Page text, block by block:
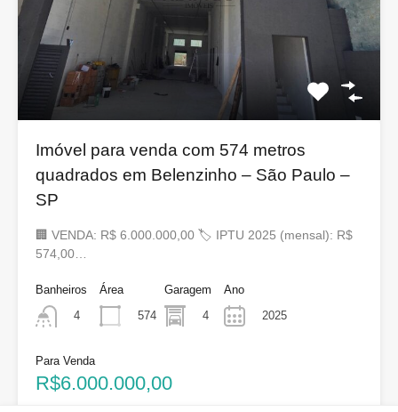
Imóvel para venda com 574 metros
quadrados em Belenzinho – São Paulo –
SP
🏢 VENDA: R$ 6.000.000,00 🏷 IPTU 2025 (mensal): R$
574,00…
Banheiros
4
Área
574
Garagem
4
Ano
2025
Para Venda
R$6.000.000,00